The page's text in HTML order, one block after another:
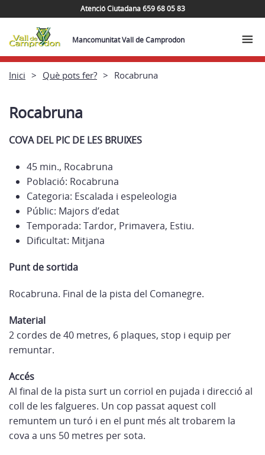
Atenció Ciutadana 659 68 05 83
Mancomunitat Vall de Camprodon
Inici Què pots fer? Rocabruna
Rocabruna
COVA DEL PIC DE LES BRUIXES
45 min., Rocabruna
Població: Rocabruna
Categoria: Escalada i espeleologia
Públic: Majors d’edat
Temporada: Tardor, Primavera, Estiu.
Dificultat: Mitjana
Punt de sortida
Rocabruna. Final de la pista del Comanegre.
Material
2 cordes de 40 metres, 6 plaques, stop i equip per
remuntar.
Accés
Al final de la pista surt un corriol en pujada i direcció al
coll de les falgueres. Un cop passat aquest coll
remuntem un turó i en el punt més alt trobarem la
cova a uns 50 metres per sota.